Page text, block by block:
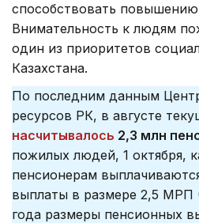
способствовать
Внимательность к людям
один из приоритетов
Казахстана.
По последним данным
ресурсов РК, в августе
насчитывалось 2,3 млн
пожилых людей, 1 октября,
пенсионерам
выплаты в размере 2,5 МРП
года размеры пенсионных